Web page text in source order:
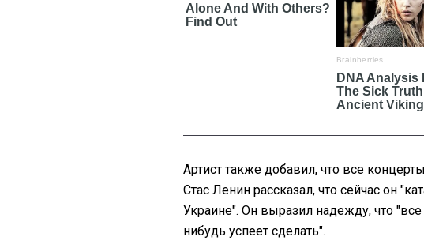
Артист также добавил, что все
Стас Ленин рассказал, что сейчас он
Украине". Он выразил надежду, что "все
нибудь успеет сделать".